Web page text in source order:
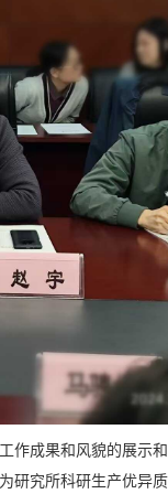
作成果和风貌的展示
研究所科研生产优异